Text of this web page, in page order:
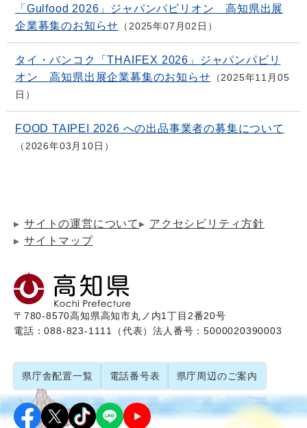
「Gulfood 2026」ジャパンパビリオン 高知県出展
企業募集のお知らせ
2025年07月02日
タイ・バンコク「THAIFEX 2026」ジャパンパビリ
オン 高知県出展企業募集のお知らせ
2025年11月05
日
FOOD TAIPEI 2026 への出品事業者の募集について
2026年03月10日
サイトの運営について
アクセシビリティ方針
サイトマップ
〒780-8570高知県高知市丸ノ内1丁目2番20号
電話：088-823-1111（代表）法人番号：5000020390003
県庁舎配置一覧 電話番号表 県庁周辺のご案内